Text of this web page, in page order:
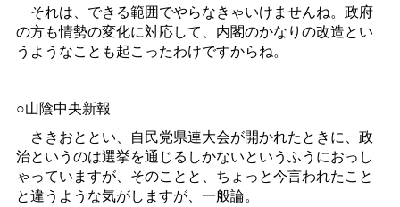
それは、できる範囲でやらなきゃいけませんね。政府
の方も情勢の変化に対応して、内閣のかなりの改造とい
うようなことも起こったわけですからね。
○山陰中央新報
さきおととい、自民党県連大会が開かれたときに、政
治というのは選挙を通じるしかないというふうにおっし
ゃっていますが、そのことと、ちょっと今言われたこと
と違うような気がしますが、一般論。